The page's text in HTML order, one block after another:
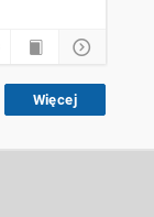
Więcej